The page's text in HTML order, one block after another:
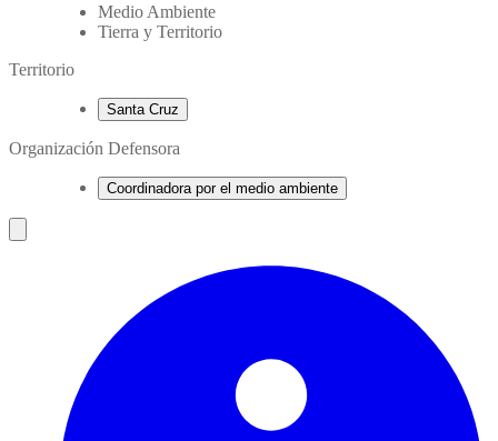
Medio Ambiente
Tierra y Territorio
Territorio
Santa Cruz
Organización Defensora
Coordinadora por el medio ambiente